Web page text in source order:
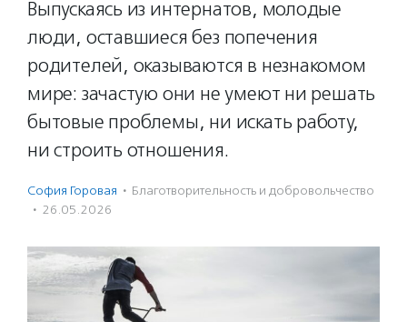
Выпускаясь из интернатов, молодые
люди, оставшиеся без попечения
родителей, оказываются в незнакомом
мире: зачастую они не умеют ни решать
бытовые проблемы, ни искать работу,
ни строить отношения.
София Горовая · Благотвори­тель­ность и доброволь­чест­во
· 26.05.2026